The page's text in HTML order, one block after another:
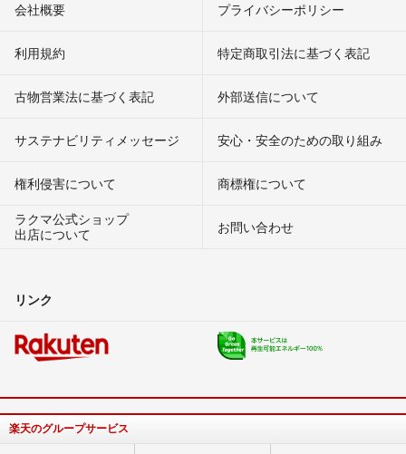
会社概要 プライバシーポリシー
利用規約 特定商取引法に基づく表記
古物営業法に基づく表記 外部送信について
サステナビリティメッセージ 安心・安全のための取り組み
権利侵害について
商標権について
ラクマ公式ショップ
出店について
お問い合わせ
リンク
楽天のグループサービス